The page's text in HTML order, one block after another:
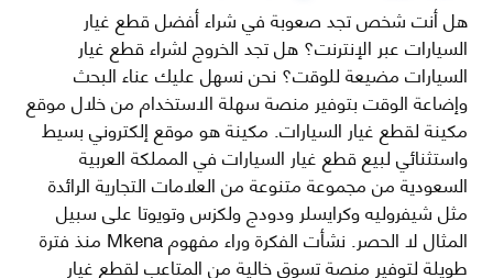
هل أنت شخص تجد صعوبة في شراء أفضل قطع غيار
السيارات عبر الإنترنت؟ هل تجد الخروج لشراء قطع غيار
السيارات مضيعة للوقت؟ نحن نسهل عليك عناء البحث
وإضاعة الوقت بتوفير منصة سهلة الاستخدام من خلال موقع
مكينة لقطع غيار السيارات. مكينة هو موقع إلكتروني بسيط
واستثنائي لبيع قطع غيار السيارات في المملكة العربية
السعودية من مجموعة متنوعة من العلامات التجارية الرائدة
مثل شيفروليه وكرايسلر ودودج ولكزس وتويوتا على سبيل
المثال لا الحصر. نشأت الفكرة وراء مفهوم Mkena منذ فترة
طويلة لتوفير منصة تسوق خالية من المتاعب لقطع غيار